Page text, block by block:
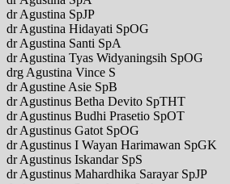
dr Agustina SpJP
dr Agustina Hidayati SpOG
dr Agustina Santi SpA
dr Agustina Tyas Widyaningsih SpOG
drg Agustina Vince S
dr Agustine Asie SpB
dr Agustinus Betha Devito SpTHT
dr Agustinus Budhi Prasetio SpOT
dr Agustinus Gatot SpOG
dr Agustinus I Wayan Harimawan SpGK
dr Agustinus Iskandar SpS
dr Agustinus Mahardhika Sarayar SpJP